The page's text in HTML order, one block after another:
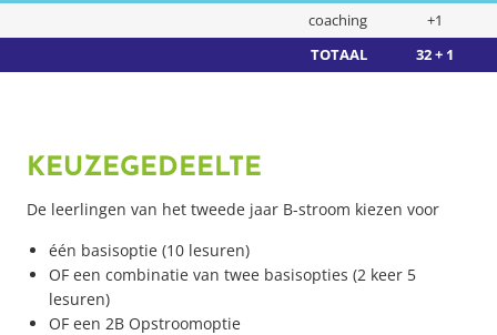
coaching
+1
TOTAAL
32 + 1
KEUZEGEDEELTE
De leerlingen van het tweede jaar B-stroom kiezen voor
één basisoptie (10 lesuren)
OF een combinatie van twee basisopties (2 keer 5
lesuren)
OF een 2B Opstroomoptie